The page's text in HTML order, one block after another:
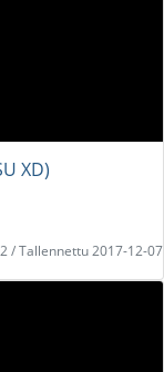
XD)
/ Tallennettu 2017-12-07